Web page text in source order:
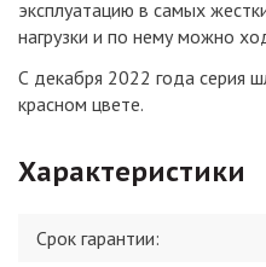
эксплуатацию в самых
нагрузки и по нему можно
С декабря 2022 года серия
красном цвете.
Характеристики
Срок гарантии: